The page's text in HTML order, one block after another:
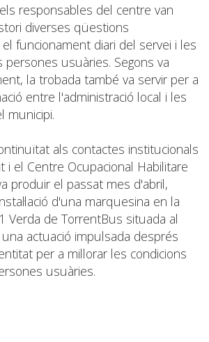
responsables del centre van
diverses qüestions
funcionament diari del servei i les
usuàries. Segons va
la trobada també va servir per a
entre l'administració local i les
municipi.
als contactes institucionals
i el Centre Ocupacional Habilitare
produir el passat mes d'abril,
d'una marquesina en la
Verda de TorrentBus situada al
actuació impulsada després
per a millorar les condicions
usuàries.